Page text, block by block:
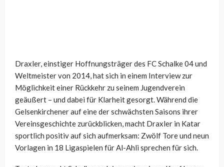
Draxler, einstiger Hoffnungsträger des FC Schalke 04 und
Weltmeister von 2014, hat sich in einem Interview zur
Möglichkeit einer Rückkehr zu seinem Jugendverein
geäußert – und dabei für Klarheit gesorgt. Während die
Gelsenkirchener auf eine der schwächsten Saisons ihrer
Vereinsgeschichte zurückblicken, macht Draxler in Katar
sportlich positiv auf sich aufmerksam: Zwölf Tore und neun
Vorlagen in 18 Ligaspielen für Al-Ahli sprechen für sich.